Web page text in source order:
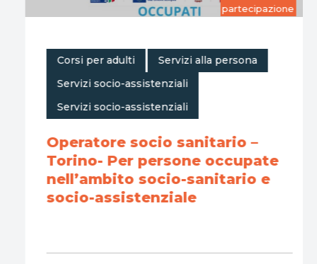
partecipazione
Corsi per adulti Servizi alla persona
Servizi socio-assistenziali
Servizi socio-assistenziali
Operatore socio sanitario –
Torino- Per persone occupate
nell’ambito socio-sanitario e
socio-assistenziale